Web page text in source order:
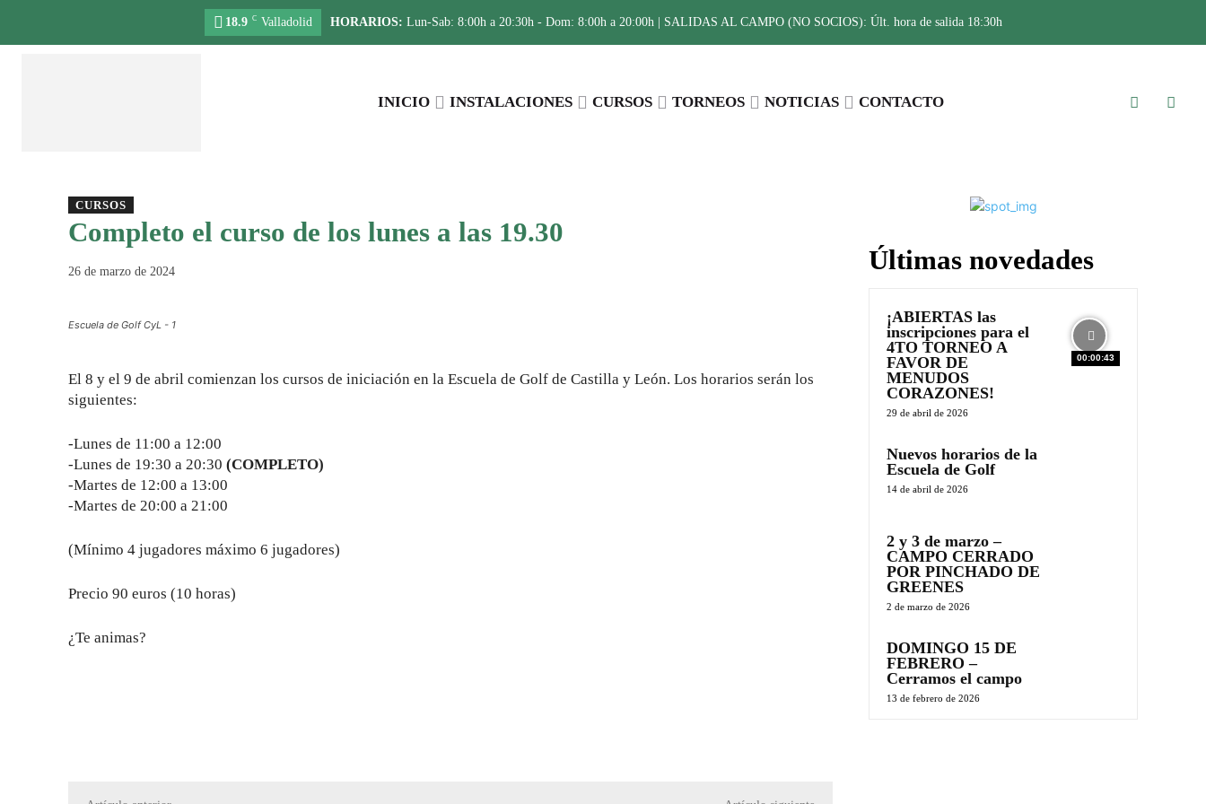
18.9 C Valladolid HORARIOS: Lun-Sab: 8:00h a 20:30h - Dom: 8:00h a 20:00h | SALIDAS AL CAMPO (NO SOCIOS): Últ. hora de salida 18:30h
INICIO INSTALACIONES CURSOS TORNEOS NOTICIAS CONTACTO
CURSOS
Completo el curso de los lunes a las 19.30
26 de marzo de 2024
Escuela de Golf CyL - 1
El 8 y el 9 de abril comienzan los cursos de iniciación en la Escuela de Golf de Castilla y León. Los horarios serán los
siguientes:
-Lunes de 11:00 a 12:00
-Lunes de 19:30 a 20:30 (COMPLETO)
-Martes de 12:00 a 13:00
-Martes de 20:00 a 21:00
(Mínimo 4 jugadores máximo 6 jugadores)
Precio 90 euros (10 horas)
¿Te animas?
Últimas novedades
00:00:43
¡ABIERTAS las
inscripciones para el
4TO TORNEO A
FAVOR DE
MENUDOS
CORAZONES!
29 de abril de 2026
Nuevos horarios de la
Escuela de Golf
14 de abril de 2026
2 y 3 de marzo –
CAMPO CERRADO
POR PINCHADO DE
GREENES
2 de marzo de 2026
DOMINGO 15 DE
FEBRERO –
Cerramos el campo
13 de febrero de 2026